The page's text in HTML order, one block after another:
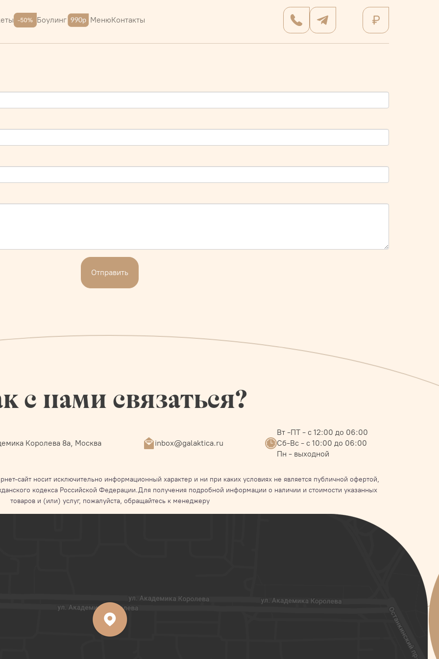
Боулинг МенюКонтакты
Отправить
с нами связаться?
Королева 8а, Москва inbox@galaktica.ru
Вт -ПТ - с 12:00 до 06:00
Сб-Вс - с 10:00 до 06:00
Пн - выходной
сайт носит исключительно информационный характер и ни при каких условиях не является публичной офертой,
кодекса Российской Федерации.Для получения подробной информации о наличии и стоимости указанных
товаров и (или) услуг, пожалуйста, обращайтесь к менеджеру